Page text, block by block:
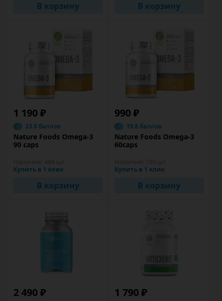
В корзину В корзину
1 190 ₽
23.8 баллов
Nature Foods Omega-3
90 caps
Купить в 1 клик
В корзину
990 ₽
19.8 баллов
Nature Foods Omega-3
60caps
Купить в 1 клик
В корзину
2 490 ₽ 1 790 ₽